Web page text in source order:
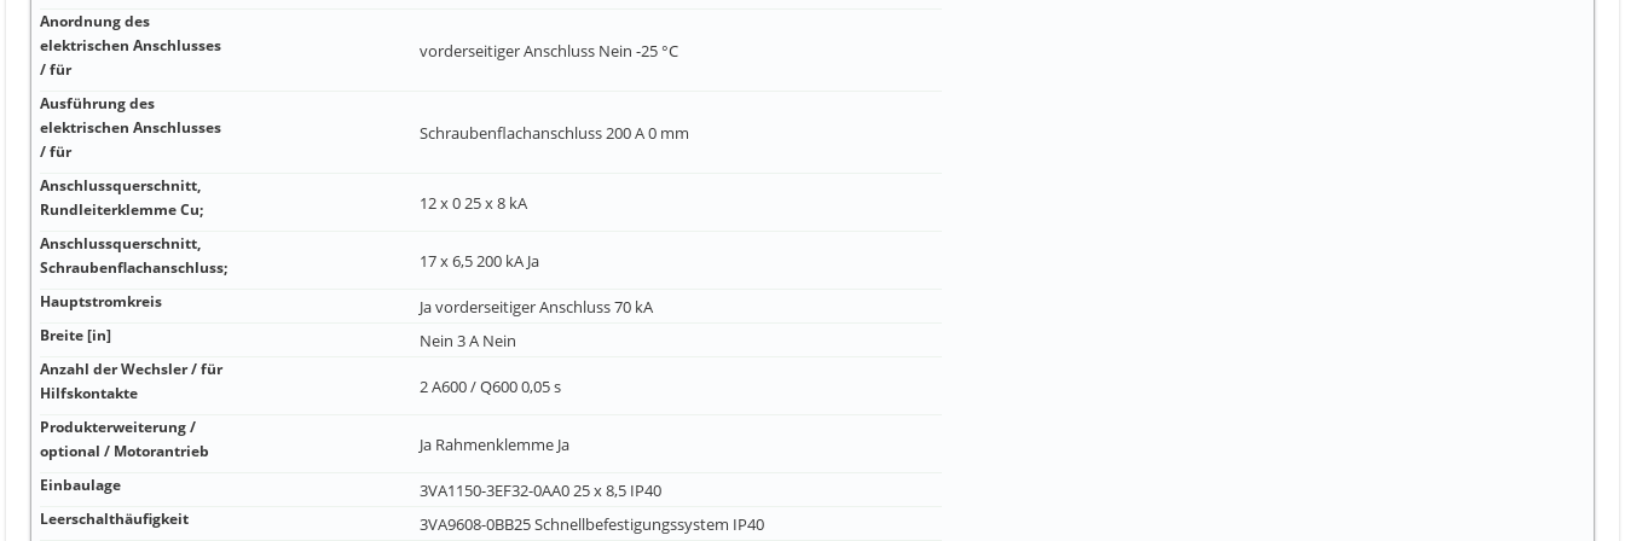
Anordnung des
elektrischen Anschlusses
/ für
vorderseitiger Anschluss Nein -25 °C
Ausführung des
elektrischen Anschlusses
/ für
Schraubenflachanschluss 200 A 0 mm
Anschlussquerschnitt,
Rundleiterklemme Cu;
12 x 0 25 x 8 kA
Anschlussquerschnitt,
Schraubenflachanschluss;
17 x 6,5 200 kA Ja
Hauptstromkreis Ja vorderseitiger Anschluss 70 kA
Breite [in] Nein 3 A Nein
Anzahl der Wechsler / für
Hilfskontakte
2 A600 / Q600 0,05 s
Produkterweiterung /
optional / Motorantrieb
Ja Rahmenklemme Ja
Einbaulage 3VA1150-3EF32-0AA0 25 x 8,5 IP40
Leerschalthäufigkeit 3VA9608-0BB25 Schnellbefestigungssystem IP40